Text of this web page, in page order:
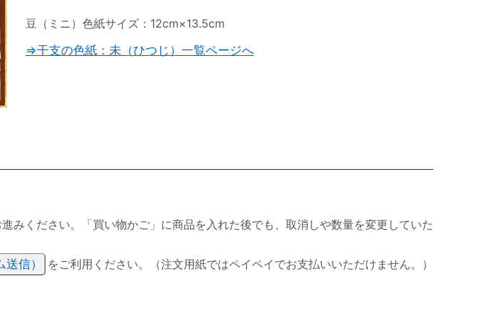
豆（ミニ）色紙サイズ：12cm×13.5cm
⇒干支の色紙：未（ひつじ）一覧ページへ
みください。「買い物かご」に商品を入れた後でも、取消しや数量を変更していた
信）
をご利用ください。（注文用紙ではペイペイでお支払いいただけません。）